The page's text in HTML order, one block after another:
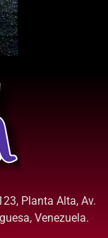
Planta Alta, Av.
Venezuela.